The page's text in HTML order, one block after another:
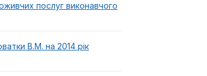
послуг виконавчого
В.М. на 2014 рік